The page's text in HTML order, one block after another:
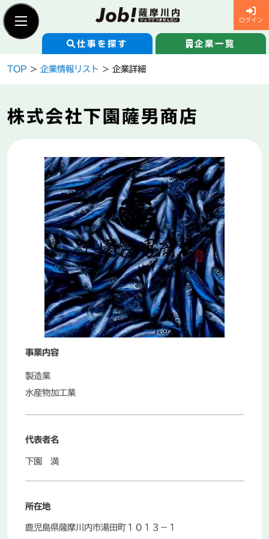
to
ログイン
仕事を探す 企業一覧
企業一覧
Job!薩摩川内とは
企業の紹介
お知らせ
お問い合わせ
マイページ利用マニュアル
TOP > 企業情報リスト > 企業詳細
株式会社下園薩男商店
事業内容
製造業
水産物加工業
代表者名
下園 満
所在地
鹿児島県薩摩川内市湯田町１０１３－１